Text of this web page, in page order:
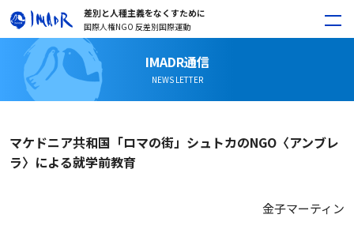
差別と人種主義をなくすために
国際人権NGO 反差別国際運動
IMADR通信
NEWS LETTER
マケドニア共和国「ロマの街」シュトカのNGO〈アンブレ
ラ〉による就学前教育
金子マーティン